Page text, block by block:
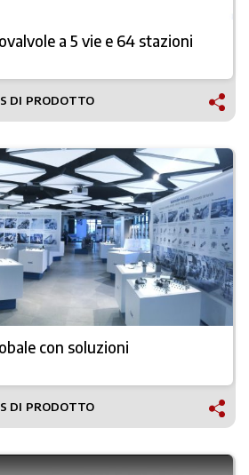
a 5 vie e 64 stazioni
DI PRODOTTO
con soluzioni
DI PRODOTTO